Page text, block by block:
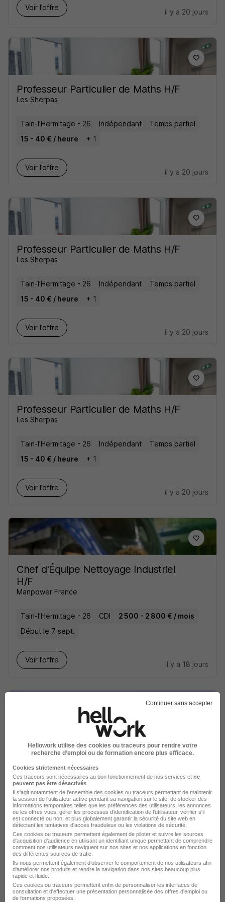
Voir l’offre
il y a 20 jours
Professeur Particulier de Maths H/F
Les Sherpas
Tain-l'Hermitage - 26 Indépendant
Temps partiel
15 - 40 € / heure
+ 1
Voir l’offre
il y a 20 jours
Professeur Particulier de Maths H/F
Les Sherpas
Tain-l'Hermitage - 26 Indépendant
Temps partiel
15 - 40 € / heure
+ 1
Voir l’offre
il y a 20 jours
Professeur Particulier de Maths H/F
Les Sherpas
Tain-l'Hermitage - 26 Indépendant
Temps partiel
15 - 40 € / heure
+ 1
Voir l’offre
il y a 20 jours
Chef d'Équipe Nettoyage Industriel
H/F
Manpower France
Tain-l'Hermitage - 26 CDI
2 500 - 2 800 € / mois
Début le 7 sept.
Voir l’offre
il y a 18 jours
Technicien - Technicienne de
Maintenance d'Équipements de
Production H/F
S.N. Comptoir Rhodanien
Tain-l'Hermitage - 26
Alternance
492,22 - 1 823,03 € / mois
Voir l’offre
il y a 8 jours
Continuer sans accepter
Hellowork utilise des cookies ou traceurs pour rendre votre
recherche d’emploi ou de formation encore plus efficace.
Cookies strictement nécessaires
Ces traceurs sont nécessaires au bon fonctionnement de nos services et ne
peuvent pas être désactivés
Il s'agit notamment de l'ensemble des cookies ou traceurs permettant de maintenir
la session de l'utilisateur active pendant sa navigation sur le site, de stocker des
informations temporaires telles que les préférences des utilisateurs, les annonces
ou les offres vues, gérer les processus d'identification de l'utilisateur, vérifier s'il
est connecté ou non, et plus globalement garantir la sécurité du site web en
détectant les tentatives d'accès frauduleux ou les violations de sécurité.
Ces cookies ou traceurs permettent également de piloter et suivre les sources
d'acquisition d'audience en utilisant un identifiant unique permettant de comprendre
comment nos utilisateurs naviguent sur nos sites et nos applications en fonction
des différentes sources de trafic.
Ils nous permettent également d’observer le comportement de nos utilisateurs afin
d'améliorer nos produits et rendre la navigation dans nos sites beaucoup plus
rapide et fluide.
Ces cookies ou traceurs permettent enfin de personnaliser les interfaces de
consultation et d'effectuer une présentation personnalisée des offres d'emploi ou
de formations proposées.